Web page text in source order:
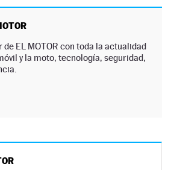
EL MOTOR con toda la actualidad
y la moto, tecnología, seguridad,